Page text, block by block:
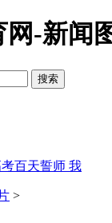
-新闻
百天誓师 我
>